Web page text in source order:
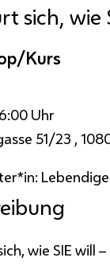
sich, wie
Kurs
Uhr
51/23 ,
wie SIE will